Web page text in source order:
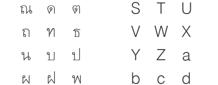
ณ ด
ต
ถ
ท
ธ
น
บ
ป
ผ
ฝ
พ
S
T
U
V W X
Y
Z
a
b
c
d